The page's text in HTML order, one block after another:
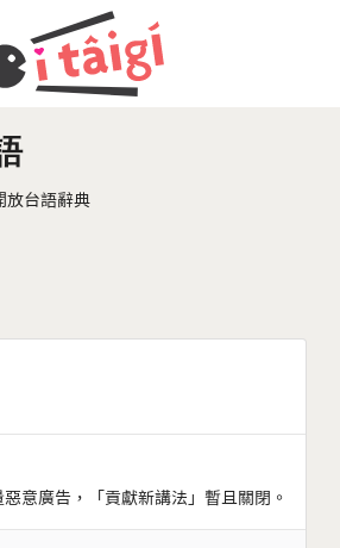
放台語辭典
意廣告，「貢獻新講法」暫且關閉。